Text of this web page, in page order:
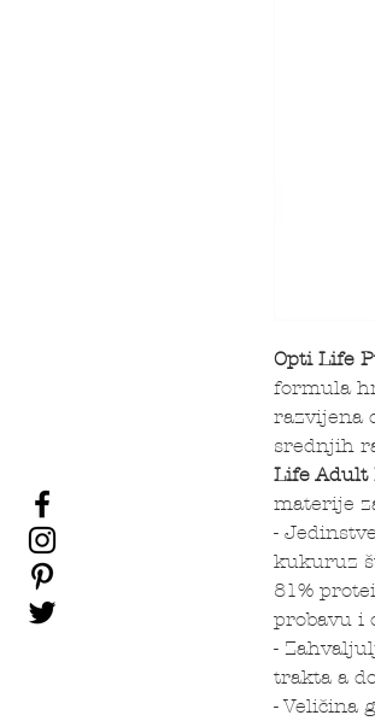
Opti Life
formula
razvijena
srednjih
Life Adult
materije
-
kukuruz
81%
probavu i
-
trakta a
- Veličina